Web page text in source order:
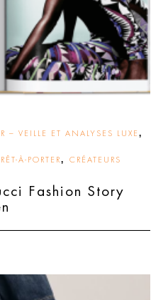
– VEILLE ET ANALYSES LUXE ,
À-PORTER, CRÉATEURS
Fashion Story